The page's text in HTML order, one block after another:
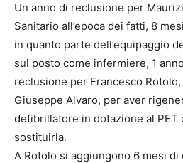
Un anno di reclusione per
Sanitario all’epoca dei fatti, 8
in quanto parte dell’equipaggio
sul posto come infermiere, 1
reclusione per Francesco Rotolo,
Giuseppe Alvaro, per aver
defibrillatore in dotazione al PET
sostituirla.
A Rotolo si aggiungono 6 mesi di